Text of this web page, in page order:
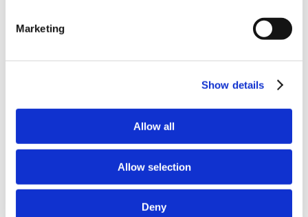
Marketing
Show details
Allow all
Allow selection
Deny
mitigação dos efeitos da seca.”
funcionamento pela utilização dos circuitos de refrigeração
resultará na minimização do consumo de novos materiais e